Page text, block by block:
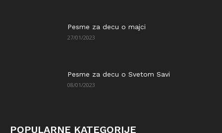
Pesme za decu o majci
27/01/2023
Pesme za decu o Svetom Savi
08/01/2023
POPULARNE KATEGORIJE